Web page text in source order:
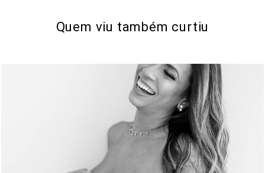
Quem viu também curtiu